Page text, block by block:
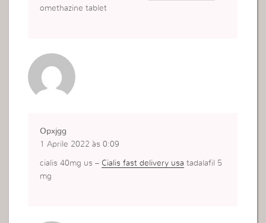
omethazine tablet
Opxjgg
1 Aprile 2022 às 0:09
cialis 40mg us – Cialis fast delivery usa tadalafil 5
mg